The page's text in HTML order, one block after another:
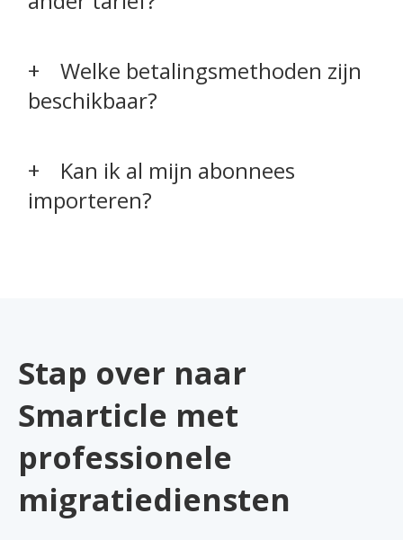
Welke betalingsmethoden zijn
beschikbaar?
Kan ik al mijn abonnees
importeren?
Stap over naar
Smarticle met
professionele
migratiediensten